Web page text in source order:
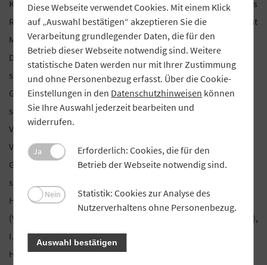
Kelm verantwortet im Vorstand der Volksbank Jade-Weser das
Ressort Markt Firmenkunden. Zudem ist er Mitglied im Fachrat
Markt/Produkte des Genossenschaftsverbands Weser-Ems.
Der bisherige Aufsichtsratsvorsitzende Hermann Starnecker
schied mit Ablauf seines Mandats altersbedingt aus dem
Gremium aus. Er war seit 2016 Mitglied des Aufsichtsrats und
seit 2019 dessen Vorsitzender. Ebenfalls mit Ablauf der
Vertreterversammlung schied Jürgen Hölscher, Mitglied des
Vorstands der Emsländischen Volksbank, aus persönlichen
Gründen aus dem Aufsichtsrat aus. Er gehörte dem Gremium
seit 2013 an. Dem Aufsichtsrat der Münchener
Hypothekenbank gehören somit an: Kai Schubert
(Vorsitzender), Wolfgang Seel (stellvertretender Vorsitzender),
I.K.H. Anna Herzogin in Bayern, Nadine Becken, Joachim
Hausner, Ute Heilig, Josef Hodrus, Thomas Kamm, Waldemar
Diese Webseite verwendet Cookies. Mit einem Klick
auf „Auswahl bestätigen“ akzeptieren Sie die
Verarbeitung grundlegender Daten, die für den
Betrieb dieser Webseite notwendig sind. Weitere
statistische Daten werden nur mit Ihrer Zustimmung
und ohne Personenbezug erfasst. Über die Cookie-
Einstellungen in den Datenschutzhinweisen können
Sie Ihre Auswahl jederzeit bearbeiten und
widerrufen.
Ja
Erforderlich: Cookies, die für den
Betrieb der Webseite notwendig sind.
Nein
Statistik: Cookies zur Analyse des
Nutzerverhaltens ohne Personenbezug.
Auswahl bestätigen